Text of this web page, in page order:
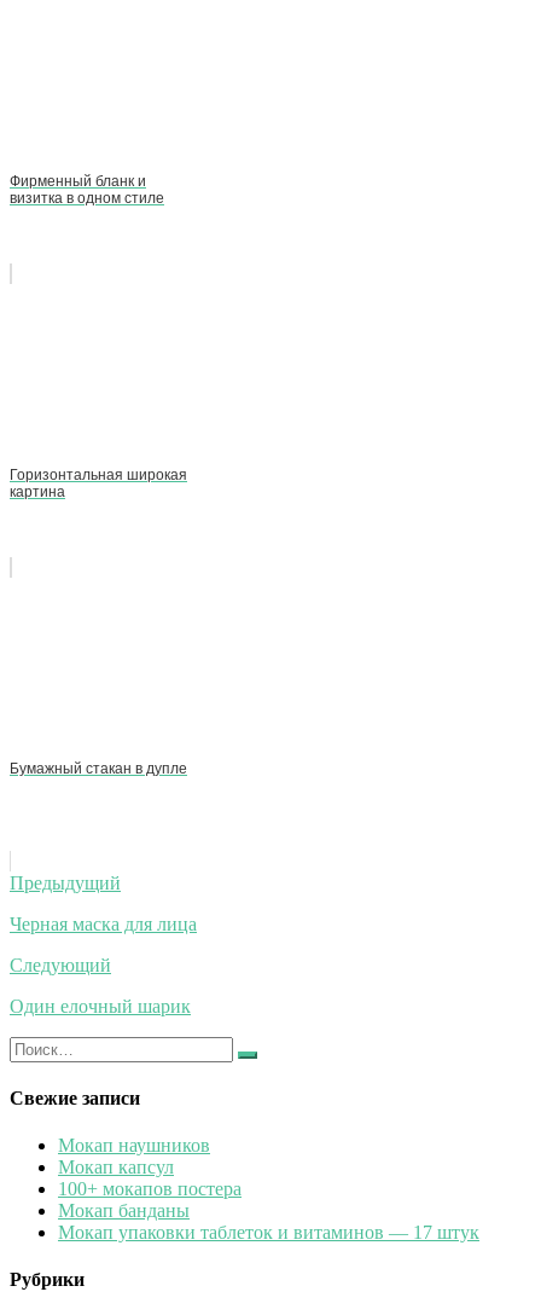
Фирменный бланк и
визитка в одном стиле
Горизонтальная широкая
картина
Бумажный стакан в дупле
Навигация
по
записям
Предыдущий
Черная маска для лица
Следующий
Один елочный шарик
Искать:
Найти
Свежие записи
Мокап наушников
Мокап капсул
100+ мокапов постера
Мокап банданы
Мокап упаковки таблеток и витаминов — 17 штук
Рубрики